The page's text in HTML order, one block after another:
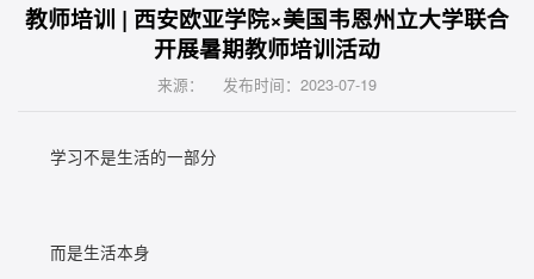
教师培训 | 西安欧亚学院×美国韦恩州立大学联合
开展暑期教师培训活动
来源： 发布时间：2023-07-19
学习不是生活的一部分
而是生活本身